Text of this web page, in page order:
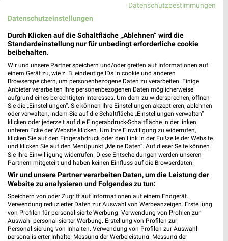
Noch heute gültig
8,3 km
Angebote ab 03.08.
Noch morgen gültig
14,7 km
Noch heute gültig
XXXLutz XXXLutz
Datenschutzbestimmungen
Datenschutzeinstellungen
Durch Klicken auf die Schaltfläche „Ablehnen“ wird die
Standardeinstellung nur für unbedingt erforderliche cookie
beibehalten.
Wir und unsere Partner speichern und/oder greifen auf Informationen auf
einem Gerät zu, wie z. B. eindeutige IDs in cookie und anderen
Browserspeichern, um personenbezogene Daten zu verarbeiten. Einige
Anbieter verarbeiten Ihre personenbezogenen Daten möglicherweise
aufgrund eines berechtigten Interesses. Um dem zu widersprechen, öffnen
Sie die „Einstellungen“. Sie können Ihre Einstellungen akzeptieren, ablehnen
oder verwalten, indem Sie auf die Schaltfläche „Einstellungen verwalten“
klicken oder jederzeit auf die Fingerabdruck-Schaltfläche in der linken
unteren Ecke der Website klicken. Um Ihre Einwilligung zu widerrufen,
klicken Sie auf den Fingerabdruck oder den Link in der Fußzeile der Website
und klicken Sie auf den Menüpunkt „Meine Daten“. Auf dieser Seite können
Sie Ihre Einwilligung widerrufen. Diese Entscheidungen werden unseren
Partnern mitgeteilt und haben keinen Einfluss auf die Browserdaten.
Wir und unsere Partner verarbeiten Daten, um die Leistung der
Website zu analysieren und Folgendes zu tun:
Speichern von oder Zugriff auf Informationen auf einem Endgerät.
Verwendung reduzierter Daten zur Auswahl von Werbeanzeigen. Erstellung
von Profilen für personalisierte Werbung. Verwendung von Profilen zur
Auswahl personalisierter Werbung. Erstellung von Profilen zur
Personalisierung von Inhalten. Verwendung von Profilen zur Auswahl
personalisierter Inhalte. Messung der Werbeleistung. Messung der